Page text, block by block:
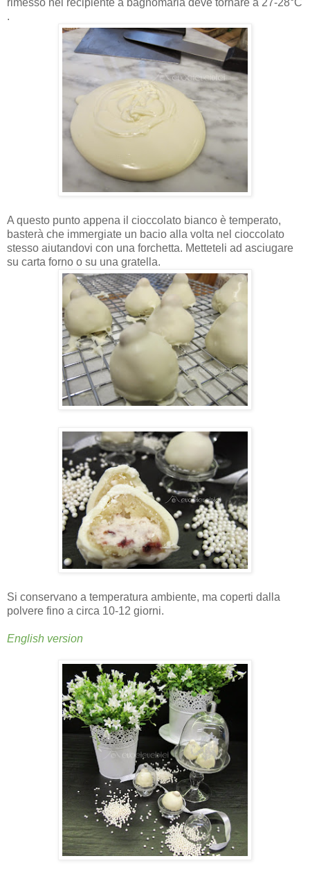
.
A questo punto appena il cioccolato bianco è temperato,
basterà che immergiate un bacio alla volta nel cioccolato
stesso aiutandovi con una forchetta. Metteteli ad asciugare
su carta forno o su una gratella.
Si conservano a temperatura ambiente, ma coperti dalla
polvere fino a circa 10-12 giorni.
English version